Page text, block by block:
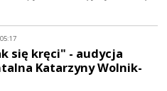
się kręci" - audycja
Katarzyny Wolnik-